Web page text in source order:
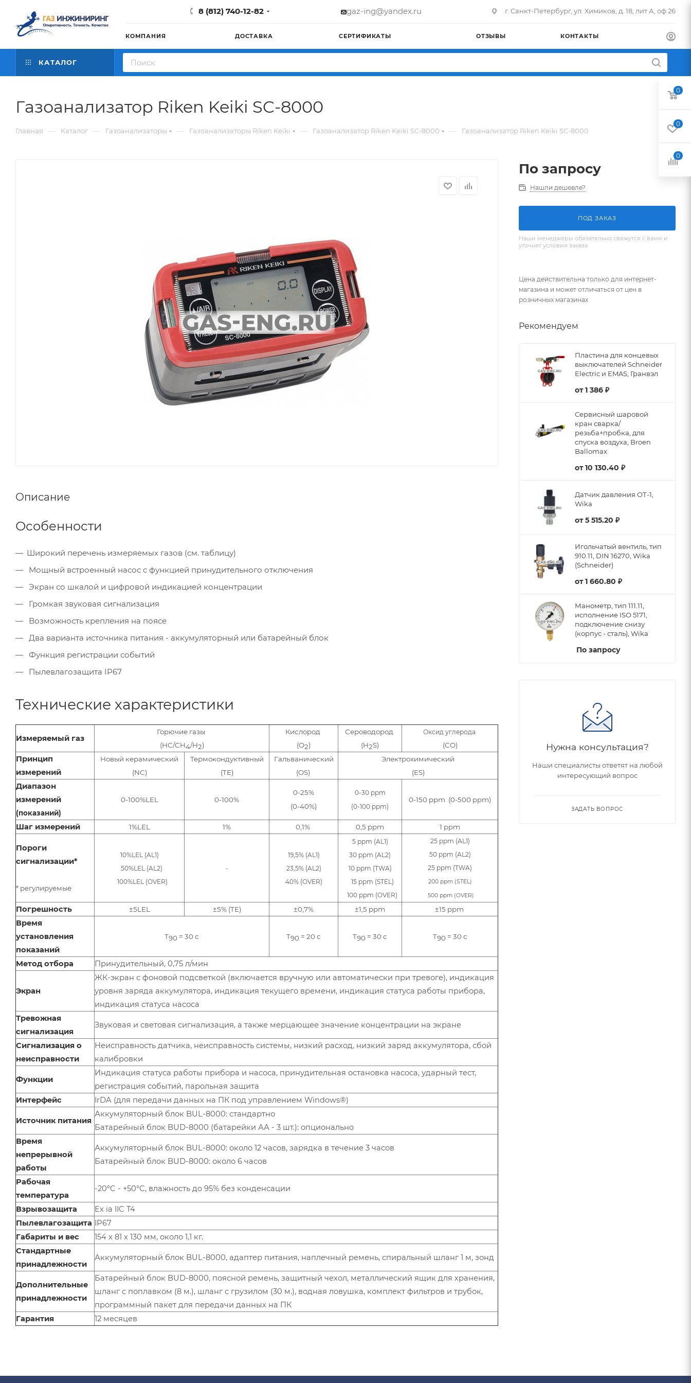
8 (812) 740-12-82 gaz-ing@yandex.ru г. Санкт-Петербург, ул. Химиков, д. 18, лит А, оф 26
КОМПАНИЯ ДОСТАВКА СЕРТИФИКАТЫ ОТЗЫВЫ КОНТАКТЫ
КАТАЛОГ
Газоанализатор Riken Keiki SC-8000
Главная — Каталог — Газоанализаторы — Газоанализаторы Riken Keiki — Газоанализатор Riken Keiki SC-8000 — Газоанализатор Riken Keiki SC-8000
Описание
Особенности
Широкий перечень измеряемых газов (см. таблицу)
Мощный встроенный насос с функцией принудительного отключения
Экран со шкалой и цифровой индикацией концентрации
Громкая звуковая сигнализация
Возможность крепления на поясе
Два варианта источника питания - аккумуляторный или батарейный блок
Функция регистрации событий
Пылевлагозащита IP67
Технические характеристики
Измеряемый газ
Горючие газы
(HC/CH4/H2)
Кислород
(O2)
Сероводород
(H2S)
Оксид углерода
(CO)
Принцип
измерений
Новый керамический
(NC)
Термокондуктивный
(TE)
Гальванический
(OS)
Электрохимический
(ES)
Диапазон
измерений
(показаний)
0-100%LEL 0-100%
0-25%
(0-40%)
0-30 ppm
(0-100 ppm)
0-150 ppm (0-500 ppm)
Шаг измерений 1%LEL 1% 0,1% 0,5 ppm 1 ppm
Пороги
сигнализации*
* регулируемые
10%LEL (AL1)
50%LEL (AL2)
100%LEL (OVER)
-
19,5% (AL1)
23,5% (AL2)
40% (OVER)
5 ppm (AL1)
30 ppm (AL2)
10 ppm (TWA)
15 ppm (STEL)
100 ppm (OVER)
25 ppm (AL1)
50 ppm (AL2)
25 ppm (TWA)
200 ppm (STEL)
500 ppm (OVER)
Погрешность ±5LEL ±5% (TE) ±0,7% ±1,5 ppm ±15 ppm
Время
установления
показаний
Т90 = 30 с Т90 = 20 с Т90 = 30 с Т90 = 30 с
Метод отбора Принудительный, 0,75 л/мин
Экран
ЖК-экран с фоновой подсветкой (включается вручную или автоматически при тревоге), индикация
уровня заряда аккумулятора, индикация текущего времени, индикация статуса работы прибора,
индикация статуса насоса
Тревожная
сигнализация
Звуковая и световая сигнализация, а также мерцающее значение концентрации на экране
Сигнализация о
неисправности
Неисправность датчика, неисправность системы, низкий расход, низкий заряд аккумулятора, сбой
калибровки
Функции
Индикация статуса работы прибора и насоса, принудительная остановка насоса, ударный тест,
регистрация событий, парольная защита
Интерфейс
IrDA (для передачи данных на ПК под управлением Windows®)
Источник питания
Аккумуляторный блок BUL-8000: стандартно
Батарейный блок BUD-8000 (батарейки АА - 3 шт.): опционально
Время
непрерывной
работы
Аккумуляторный блок BUL-8000: около 12 часов, зарядка в течение 3 часов
Батарейный блок BUD-8000: около 6 часов
Рабочая
температура
-20°C - +50°C, влажность до 95% без конденсации
Взрывозащита
Ex ia IIC T4
Пылевлагозащита IP67
Габариты и вес
154 х 81 х 130 мм, около 1,1 кг.
Стандартные
принадлежности
Аккумуляторный блок BUL-8000, адаптер питания, наплечный ремень, спиральный шланг 1 м, зонд
Дополнительные
принадлежности
Батарейный блок BUD-8000, поясной ремень, защитный чехол, металлический ящик для хранения,
шланг с поплавком (8 м.), шланг с грузилом (30 м.), водная ловушка, комплект фильтров и трубок,
программный пакет для передачи данных на ПК
Гарантия
12 месяцев
По запросу
Нашли дешевле?
ПОД ЗАКАЗ
Наши менеджеры обязательно свяжутся с вами и
уточнят условия заказа
Цена действительна только для интернет-
магазина и может отличаться от цен в
розничных магазинах
Рекомендуем
Пластина для концевых
выключателей Schneider
Electric и EMAS, Гранвэл
от1 386 ₽
Сервисный шаровой
кран сварка/
резьба+пробка, для
спуска воздуха, Broen
Ballomax
от10 130.40 ₽
Датчик давления ОТ-1,
Wika
от5 515.20 ₽
Игольчатый вентиль, тип
910.11, DIN 16270, Wika
(Schneider)
от1 660.80 ₽
Манометр, тип 111.11,
исполнение ISO 5171,
подключение снизу
(корпус - сталь), Wika
По запросу
Нужна консультация?
Наши специалисты ответят на любой
интересующий вопрос
ЗАДАТЬ ВОПРОС
0
0
0